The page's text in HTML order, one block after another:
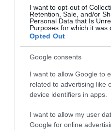
I want to opt-out of
Retention, Sale, and/or
Personal Data that Is
Purposes for which it was
Opted Out
Google consents
I want to allow Google to
related to advertising like
device identifiers in apps.
I want to allow my user
Google for online
από παρεμπόδιση
αίματος. Η
προκαλεί τον
κυττάρων και
μάτι, οδηγώντας
ΠΡΟΣΤΑΣΊΑ
ΑΠΌ ΤΗΝ
ΣΗΜΆΔΙΑ ΚΑΙ
ΜΈΤΡΑ ΓΙΑ ΤΑ